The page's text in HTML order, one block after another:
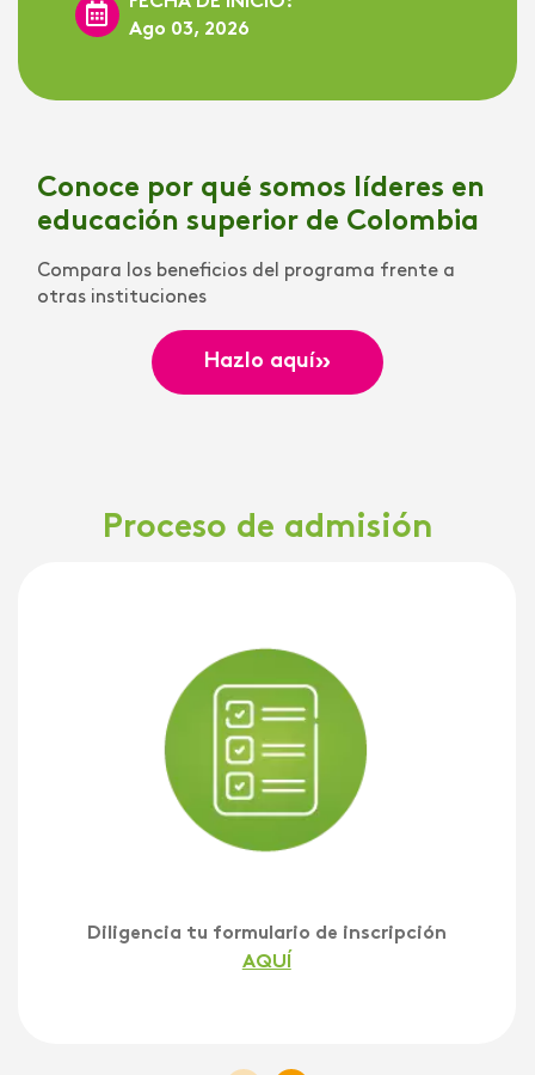
Ago 03, 2026
Conoce por qué somos líderes en
educación superior de Colombia
Compara los beneficios del programa frente a
otras instituciones
Hazlo aquí»
Proceso de admisión
Diligencia tu formulario de inscripción
AQUÍ